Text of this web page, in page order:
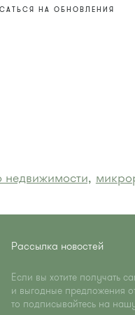
НА ОБНОВЛЕНИЯ
недвижимости,
Рассылка новостей
Если вы хотите получать
и выгодные предложения
то подписывайтесь на